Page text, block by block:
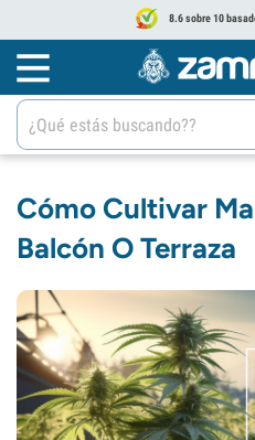
8.6 sobre 10
Cómo Cultivar
Balcón O Terraza